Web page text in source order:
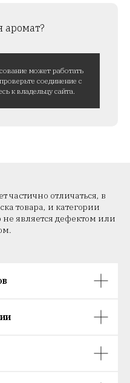
аромат?
может работать
соединение с
к владельцу сайта.
отличаться, в
товара, и категории
является дефектом или